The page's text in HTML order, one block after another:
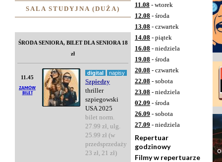
SALA STUDYJNA (DUŻA)
ŚRODA SENIORA, BILET DLA SENIORA 18
zł
11.45
digital napisy
Szpiedzy
thriller
szpiegowski
USA 2025
bilet norm.
27.99 zł, ulg.
25.99 zł (w
przedsprzedaży
23 zł, 21 zł)
11.08 - wtorek
12.08 - środa
13.08 - czwartek
14.08 - piątek
16.08 - niedziela
19.08 - środa
20.08 - czwartek
22.08 - sobota
23.08 - niedziela
02.09 - środa
26.09 - sobota
27.09 - niedziela
Repertuar
godzinowy
Filmy w repertuarze